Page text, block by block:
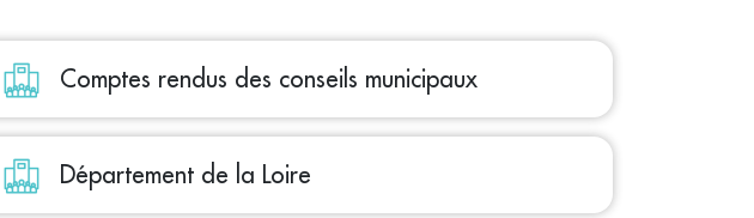
Comptes rendus des conseils municipaux
Département de la Loire